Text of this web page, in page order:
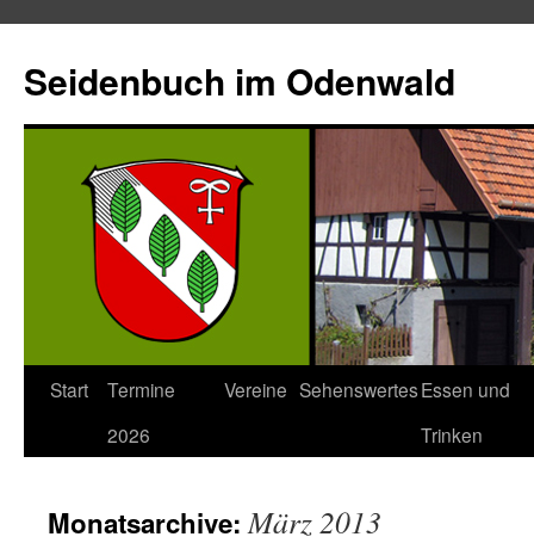
Seidenbuch im Odenwald
Start
Termine
2026
Vereine SehenswertesEssen und
Trinken
Monatsarchive:März 2013